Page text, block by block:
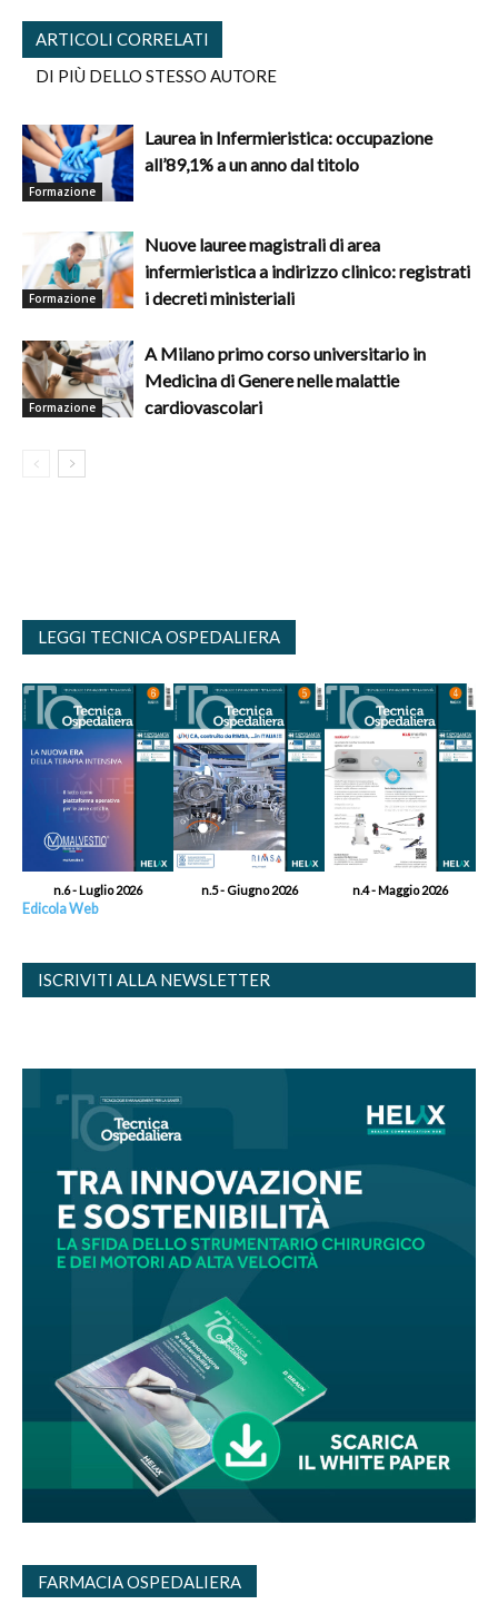
ARTICOLI CORRELATI
DI PIÙ DELLO STESSO AUTORE
Formazione
Laurea in Infermieristica: occupazione
all’89,1% a un anno dal titolo
Formazione
Nuove lauree magistrali di area
infermieristica a indirizzo clinico: registrati
i decreti ministeriali
Formazione
A Milano primo corso universitario in
Medicina di Genere nelle malattie
cardiovascolari
LEGGI TECNICA OSPEDALIERA
n.6 - Luglio 2026 n.5 - Giugno 2026 n.4 - Maggio 2026
Edicola Web
ISCRIVITI ALLA NEWSLETTER
FARMACIA OSPEDALIERA